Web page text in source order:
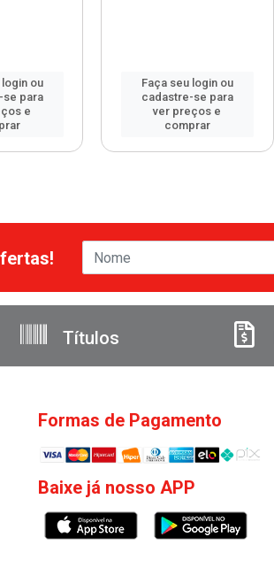
login ou
para
e
Faça seu login ou
cadastre-se para
ver preços e
comprar
Títulos
Formas de Pagamento
Baixe já nosso APP